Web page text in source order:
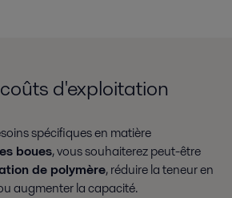
d'exploitation
spécifiques en matière
boues, vous souhaiterez peut-être
de polymère, réduire la teneur en
augmenter la capacité.